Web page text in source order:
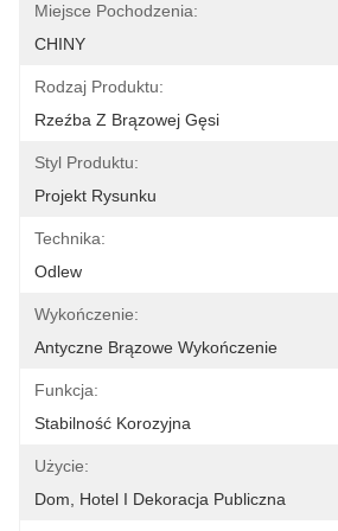
Miejsce Pochodzenia:
CHINY
Rodzaj Produktu:
Rzeźba Z Brązowej Gęsi
Styl Produktu:
Projekt Rysunku
Technika:
Odlew
Wykończenie:
Antyczne Brązowe Wykończenie
Funkcja:
Stabilność Korozyjna
Użycie:
Dom, Hotel I Dekoracja Publiczna